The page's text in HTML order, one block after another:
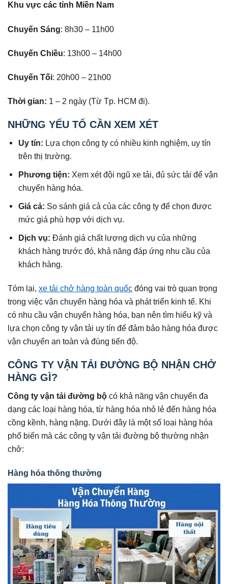
Khu vực các tỉnh Miền Nam
Chuyến Sáng: 8h30 – 11h00
Chuyến Chiều: 13h00 – 14h00
Chuyến Tối: 20h00 – 21h00
Thời gian: 1 – 2 ngày (Từ Tp. HCM đi).
NHỮNG YẾU TỐ CẦN XEM XÉT
Uy tín: Lựa chọn công ty có nhiều kinh nghiệm, uy tín
trên thị trường.
Phương tiện: Xem xét đội ngũ xe tải, đủ sức tải để vận
chuyển hàng hóa.
Giá cả: So sánh giá cả của các công ty để chọn được
mức giá phù hợp với dịch vụ.
Dịch vụ: Đánh giá chất lượng dịch vụ của những
khách hàng trước đó, khả năng đáp ứng nhu cầu của
khách hàng.
Tóm lại, xe tải chở hàng toàn quốc đóng vai trò quan trọng
trong việc vận chuyển hàng hóa và phát triển kinh tế. Khi
có nhu cầu vận chuyển hàng hóa, bạn nên tìm hiểu kỹ và
lựa chọn công ty vận tải uy tín để đảm bảo hàng hóa được
vận chuyển an toàn và đúng tiến độ.
CÔNG TY VẬN TẢI ĐƯỜNG BỘ NHẬN CHỞ
HÀNG GÌ?
Công ty vận tải đường bộ có khả năng vận chuyển đa
dạng các loại hàng hóa, từ hàng hóa nhỏ lẻ đến hàng hóa
cồng kềnh, hàng nặng. Dưới đây là một số loại hàng hóa
phổ biến mà các công ty vận tải đường bộ thường nhận
chở:
Hàng hóa thông thường